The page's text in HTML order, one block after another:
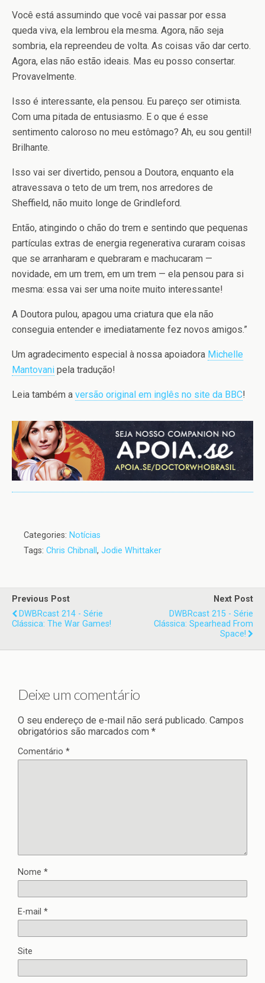
Você está assumindo que você vai passar por essa
queda viva, ela lembrou ela mesma. Agora, não seja
sombria, ela repreendeu de volta. As coisas vão dar certo.
Agora, elas não estão ideais. Mas eu posso consertar.
Provavelmente.
Isso é interessante, ela pensou. Eu pareço ser otimista.
Com uma pitada de entusiasmo. E o que é esse
sentimento caloroso no meu estômago? Ah, eu sou gentil!
Brilhante.
Isso vai ser divertido, pensou a Doutora, enquanto ela
atravessava o teto de um trem, nos arredores de
Sheffield, não muito longe de Grindleford.
Então, atingindo o chão do trem e sentindo que pequenas
partículas extras de energia regenerativa curaram coisas
que se arranharam e quebraram e machucaram —
novidade, em um trem, em um trem — ela pensou para si
mesma: essa vai ser uma noite muito interessante!
A Doutora pulou, apagou uma criatura que ela não
conseguia entender e imediatamente fez novos amigos.”
Um agradecimento especial à nossa apoiadora Michelle
Mantovani pela tradução!
Leia também a versão original em inglês no site da BBC!
Categories: Notícias
Tags: Chris Chibnall , Jodie Whittaker
Previous Post
DWBRcast 214 - Série
Clássica: The War Games!
Next Post
DWBRcast 215 - Série
Clássica: Spearhead From
Space!
Deixe um comentário
O seu endereço de e-mail não será publicado. Campos
obrigatórios são marcados com *
Comentário *
Nome *
E-mail *
Site